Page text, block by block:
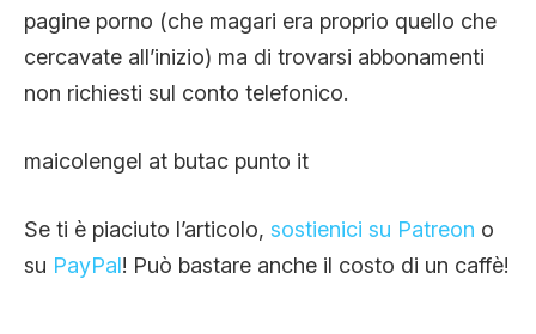
pagine porno (che magari era proprio quello che
cercavate all’inizio) ma di trovarsi abbonamenti
non richiesti sul conto telefonico.
maicolengel at butac punto it
Se ti è piaciuto l’articolo, sostienici su Patreon o
su PayPal! Può bastare anche il costo di un caffè!